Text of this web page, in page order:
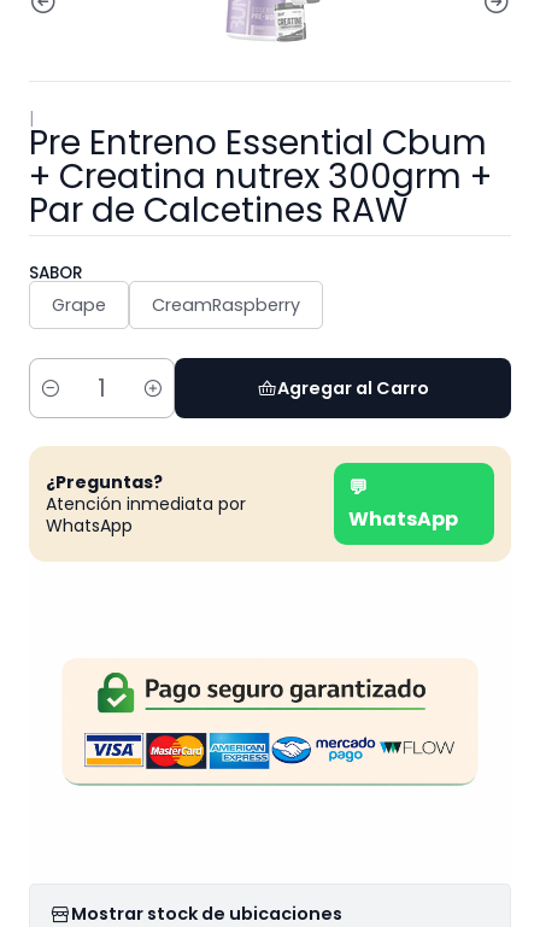
|
Pre Entreno Essential Cbum
+ Creatina nutrex 300grm +
Par de Calcetines RAW
SABOR
Grape CreamRaspberry
Cantidad
Agregar al Carro
¿Preguntas?
Atención inmediata por
WhatsApp
💬
WhatsApp
Mostrar stock de ubicaciones